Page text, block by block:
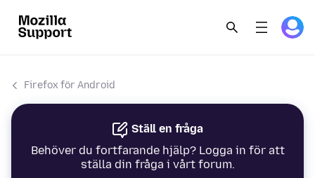
Firefox för Android
Ställ en fråga
Behöver du fortfarande hjälp? Logga in för att
ställa din fråga i vårt forum.